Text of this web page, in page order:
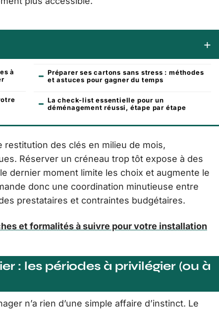
à
Préparer ses cartons sans stress : méthodes
et astuces pour gagner du temps
La check-list essentielle pour un
déménagement réussi, étape par étape
des clés en milieu de mois,
Réserver un créneau trop tôt expose à des
dernier moment limite les choix et augmente le
donc une coordination minutieuse entre
prestataires et contraintes budgétaires.
et formalités à suivre pour votre installation
: les périodes à privilégier (ou à
n’a rien d’une simple affaire d’instinct. Le